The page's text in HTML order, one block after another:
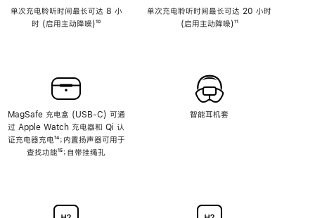
单次充电聆听时间最长可达 8 小
时 (启用主动降噪)脚
¹⁰
MagSafe 充电盒 (USB-C) 可通
过 Apple Watch 充电器和 Qi 认
证充电器充电脚
注
¹⁴；内置扬声器可用于
查找功能脚
¹⁵；自带挂绳孔
单次充电聆听时间最长可达 20 小时
(启用主动降噪)脚
¹¹
智能耳机套